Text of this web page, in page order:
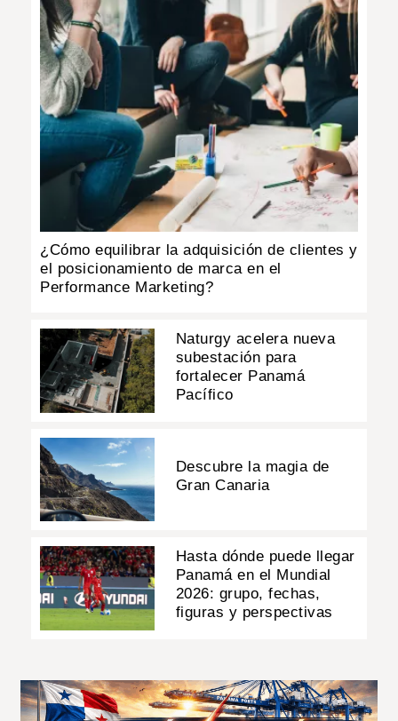
¿Cómo equilibrar la adquisición de clientes y
el posicionamiento de marca en el
Performance Marketing?
Naturgy acelera nueva
subestación para
fortalecer Panamá
Pacífico
Descubre la magia de
Gran Canaria
Hasta dónde puede llegar
Panamá en el Mundial
2026: grupo, fechas,
figuras y perspectivas